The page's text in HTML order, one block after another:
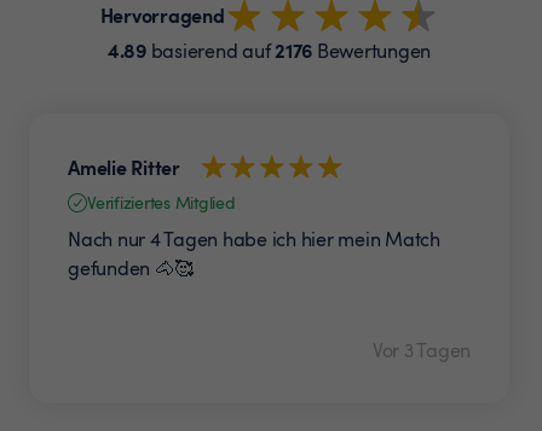
Hervorragend
4.89basierend auf2176 Bewertungen
Amelie Ritter
Verifiziertes Mitglied
Nach nur 4 Tagen habe ich hier mein Match
gefunden 🐴🥰
Vor 3 Tagen